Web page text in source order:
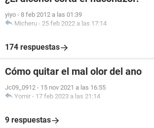
yiyo - 8 feb 2012 a las 01:39
Micheru - 25 feb 2022 a las 17:14
174 respuestas
Cómo quitar el mal olor del ano
Jc09_0912 - 15 nov 2021 a las 16:55
Yomir - 17 feb 2023 a las 21:14
9 respuestas